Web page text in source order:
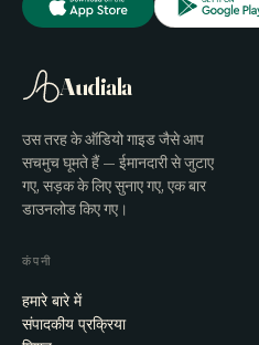
Audiala
उस तरह के ऑडियो गाइड जैसे आप
सचमुच घूमते हैं — ईमानदारी से जुटाए
गए, सड़क के लिए सुनाए गए, एक बार
डाउनलोड किए गए।
कंपनी
हमारे बारे में
संपादकीय प्रक्रिया